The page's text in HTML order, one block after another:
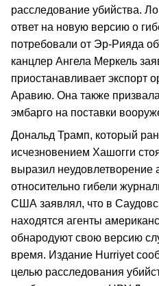
расследование убийства.
ответ на новую версию о
потребовали от Эр-Рияда
канцлер Ангела Меркель
приостанавливает экспорт
Аравию. Она также
эмбарго на поставки
Дональд Трамп, который
исчезновением Хашогги
выразил
относительно гибели
США заявлял, что в
находятся агенты
обнародуют свою версию
время. Издание Hurriyet
целью расследования